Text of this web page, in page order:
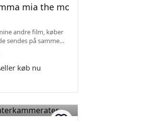
mia the movie
andre film, køber
sendes på samme
eller køb nu